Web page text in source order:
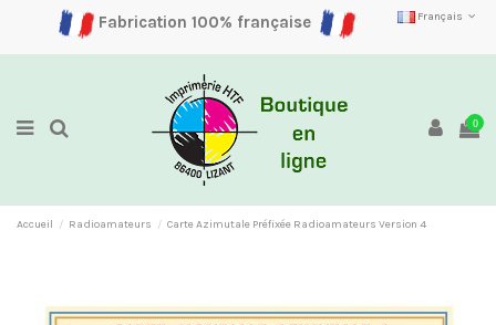
Fabrication 100% française Français
0
Accueil Radioamateurs Carte Azimutale Préfixée Radioamateurs Version 4